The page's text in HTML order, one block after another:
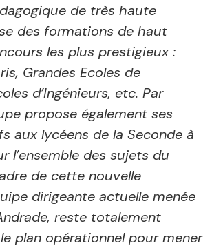
de très haute
des formations de haut
les plus prestigieux :
Grandes Ecoles de
d’Ingénieurs, etc. Par
propose également ses
aux lycéens de la Seconde à
l’ensemble des sujets du
de cette nouvelle
dirigeante actuelle menée
reste totalement
plan opérationnel pour mener